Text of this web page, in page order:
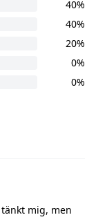
40%
40%
20%
0%
0%
mig, men